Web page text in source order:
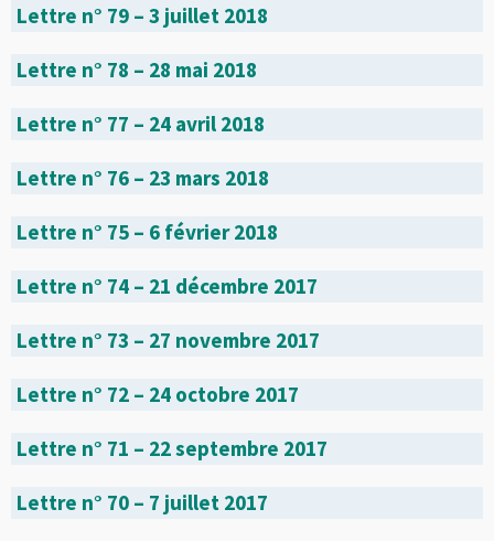
Lettre n° 79 – 3 juillet 2018
Lettre n° 78 – 28 mai 2018
Lettre n° 77 – 24 avril 2018
Lettre n° 76 – 23 mars 2018
Lettre n° 75 – 6 février 2018
Lettre n° 74 – 21 décembre 2017
Lettre n° 73 – 27 novembre 2017
Lettre n° 72 – 24 octobre 2017
Lettre n° 71 – 22 septembre 2017
Lettre n° 70 – 7 juillet 2017